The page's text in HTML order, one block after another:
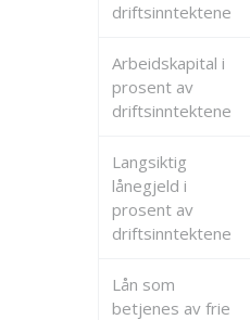
driftsinntektene
Arbeidskapital i
prosent av
driftsinntektene
Langsiktig
lånegjeld i
prosent av
driftsinntektene
Lån som
betjenes av frie